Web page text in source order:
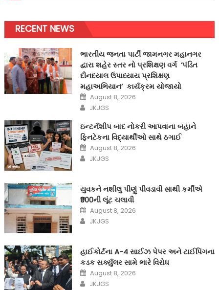
RECENT NEWS
ભારતીય જનતા પાર્ટી જામનગર મહાનગર
દ્વારા શહેર સ્તર નો પ્રશિક્ષણ વર્ગ ‘પંડિત
દીનદયાલ ઉપાધ્યાય પ્રશિક્ષણ
મહાઅભિયાન’ કાર્યક્રમ યોજાયો
Posted
on
August 8, 2026
Author
JKJGS
ઇન્ટર્નશીપ બાદ નોકરી આપવાના બહાને
ફિનટેકના વિદ્યાર્થીઓ સાથે ઠગાઈ
Posted
on
August 8, 2026
Author
JKJGS
યુવકને નશીલુ પીણું પીવડાવી સાથી કર્મીએ
₹900ની લૂંટ ચલાવી
Posted
on
August 8, 2026
Author
JKJGS
હાઈકોર્ટના A-4 સાઈઝ પેપર અને ટાઈપિંગના
કડક સર્ક્યુલર સામે ભારે વિરોધ
Posted
on
August 8, 2026
Author
JKJGS